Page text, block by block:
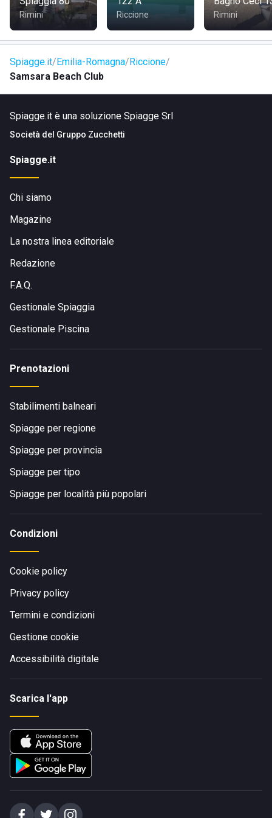
Rimini Riccione Rimini
Spiagge.it Emilia-Romagna Riccione
Samsara Beach Club
Spiagge.it è una soluzione Spiagge Srl
Società del Gruppo Zucchetti
Spiagge.it
Chi siamo
Magazine
La nostra linea editoriale
Redazione
F.A.Q.
Gestionale Spiaggia
Gestionale Piscina
Prenotazioni
Stabilimenti balneari
Spiagge per regione
Spiagge per provincia
Spiagge per tipo
Spiagge per località più popolari
Condizioni
Cookie policy
Privacy policy
Termini e condizioni
Gestione cookie
Accessibilità digitale
Scarica l'app